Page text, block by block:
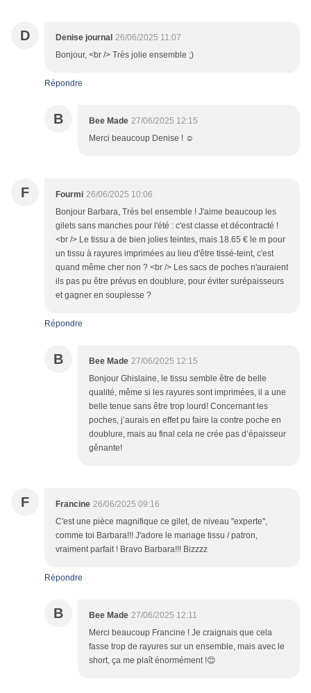
D Denise journal 26/06/2025 11:07
Bonjour, <br /> Très jolie ensemble ;)
Répondre
B Bee Made 27/06/2025 12:15
Merci beaucoup Denise ! ☺️
F Fourmi 26/06/2025 10:06
Bonjour Barbara, Très bel ensemble ! J'aime beaucoup les
gilets sans manches pour l'été : c'est classe et décontracté !
<br /> Le tissu a de bien jolies teintes, mais 18.65 € le m pour
un tissu à rayures imprimées au lieu d'être tissé-teint, c'est
quand même cher non ? <br /> Les sacs de poches n'auraient
ils pas pu être prévus en doublure, pour éviter surépaisseurs
et gagner en souplesse ?
Répondre
B Bee Made 27/06/2025 12:15
Bonjour Ghislaine, le tissu semble être de belle
qualité, même si les rayures sont imprimées, il a une
belle tenue sans être trop lourd! Concernant les
poches, j’aurais en effet pu faire la contre poche en
doublure, mais au final cela ne crée pas d’épaisseur
gênante!
F Francine 26/06/2025 09:16
C'est une pièce magnifique ce gilet, de niveau "experte",
comme toi Barbara!!! J'adore le mariage tissu / patron,
vraiment parfait ! Bravo Barbara!!! Bizzzz
Répondre
B Bee Made 27/06/2025 12:11
Merci beaucoup Francine ! Je craignais que cela
fasse trop de rayures sur un ensemble, mais avec le
short, ça me plaît énormément !😊